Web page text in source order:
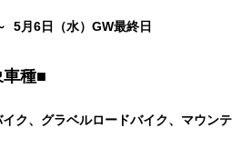
5月6日（水）GW最終日
種■
ク、グラベルロードバイク、マウンテ